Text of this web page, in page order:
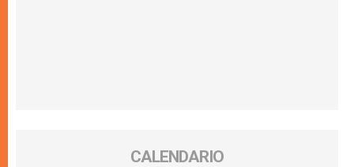
CALENDARIO